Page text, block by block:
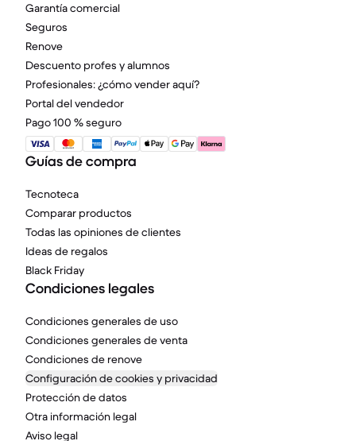
Garantía comercial
Seguros
Renove
Descuento profes y alumnos
Profesionales: ¿cómo vender aquí?
Portal del vendedor
Pago 100 % seguro
Guías de compra
Tecnoteca
Comparar productos
Todas las opiniones de clientes
Ideas de regalos
Black Friday
Condiciones legales
Condiciones generales de uso
Condiciones generales de venta
Condiciones de renove
Configuración de cookies y privacidad
Protección de datos
Otra información legal
Aviso legal